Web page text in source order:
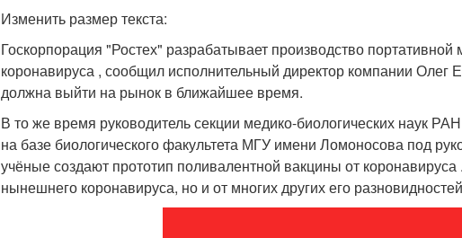
Изменить размер текста:
Госкорпорация "Ростех" разрабатывает производство
коронавируса , сообщил исполнительный директор компании Олег
должна выйти на рынок в ближайшее время.
В то же время руководитель секции медико-биологических наук
на базе биологического факультета МГУ имени Ломоносова под
учёные создают прототип поливалентной вакцины от
нынешнего коронавируса, но и от многих других его